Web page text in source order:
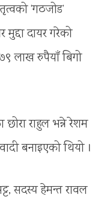
‘गठजोड’
मुद्दा दायर गरेको
लाख रुपैयाँ बिगो
राहुल भन्ने रेशम
बनाइएको थियो ।
सदस्य हेमन्त रावल